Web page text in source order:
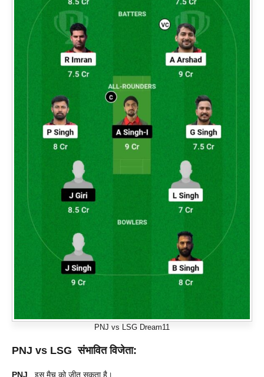
PNJ vs LSG Dream11
PNJ vs LSG संभावित विजेता:
PNJ इस मैच को जीत सकता है।